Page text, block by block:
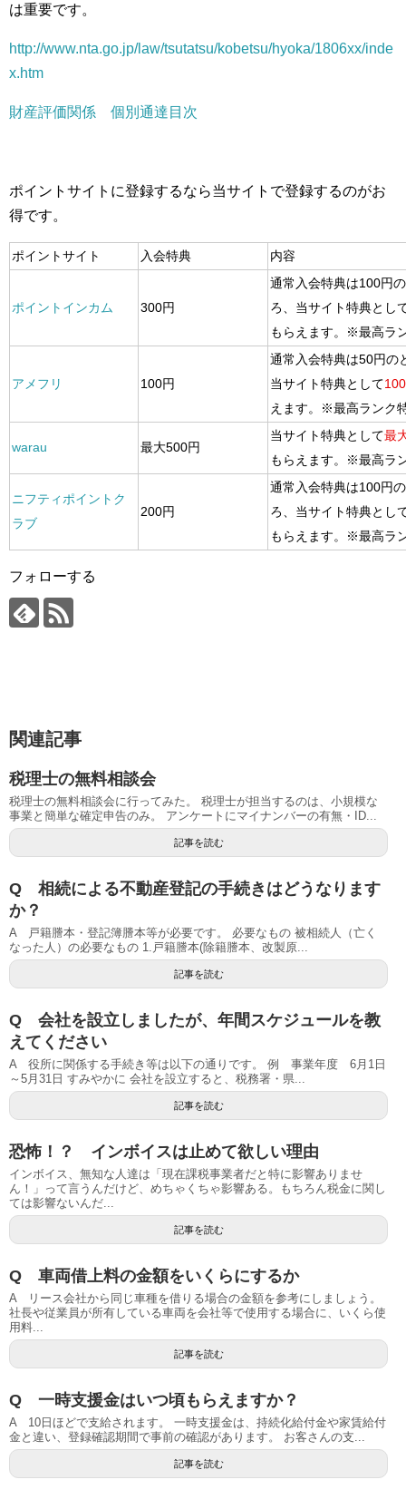
は重要です。
http://www.nta.go.jp/law/tsutatsu/kobetsu/hyoka/1806xx/inde
x.htm
財産評価関係 個別通達目次
ポイントサイトに登録するなら当サイトで登録するのがお
得です。
ポイントサイト 入会特典 内容
ポイントインカム 300円
通常入会特典は100円
ろ、当サイト特典とし
もらえます。※最高ラ
アメフリ 100円
通常入会特典は50円の
当サイト特典として
えます。※最高ランク
warau 最大500円
当サイト特典として最
もらえます。※最高ラ
ニフティポイントク
ラブ
200円
通常入会特典は100円
ろ、当サイト特典とし
もらえます。※最高ラ
フォローする
関連記事
税理士の無料相談会
税理士の無料相談会に行ってみた。 税理士が担当するのは、小規模な
事業と簡単な確定申告のみ。 アンケートにマイナンバーの有無・ID...
記事を読む
Q 相続による不動産登記の手続きはどうなります
か？
A 戸籍謄本・登記簿謄本等が必要です。 必要なもの 被相続人（亡く
なった人）の必要なもの 1.戸籍謄本(除籍謄本、改製原...
記事を読む
Q 会社を設立しましたが、年間スケジュールを教
えてください
A 役所に関係する手続き等は以下の通りです。 例 事業年度 6月1日
～5月31日 すみやかに 会社を設立すると、税務署・県...
記事を読む
恐怖！？ インボイスは止めて欲しい理由
インボイス、無知な人達は「現在課税事業者だと特に影響ありませ
ん！」って言うんだけど、めちゃくちゃ影響ある。もちろん税金に関し
ては影響ないんだ...
記事を読む
Q 車両借上料の金額をいくらにするか
A リース会社から同じ車種を借りる場合の金額を参考にしましょう。
社長や従業員が所有している車両を会社等で使用する場合に、いくら使
用料...
記事を読む
Q 一時支援金はいつ頃もらえますか？
A 10日ほどで支給されます。 一時支援金は、持続化給付金や家賃給付
金と違い、登録確認期間で事前の確認があります。 お客さんの支...
記事を読む